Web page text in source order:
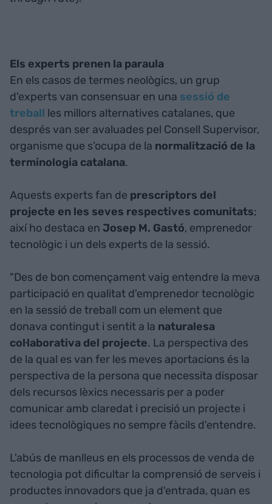
Els experts prenen la paraula
En els casos de termes neològics, un grup
d'experts van consensuar en una sessió de
treball les millors alternatives catalanes, que
després van ser avaluades pel Consell Supervisor,
organisme que s'ocupa de la normalització de la
terminologia catalana.
Aquests experts fan de prescriptors del
projecte en les seves respectives comunitats;
així ho destaca en Josep M. Gastó, emprenedor
tecnològic i un dels experts de la sessió.
"Des de bon començament vaig entendre la meva
participació en qualitat d'emprenedor tecnològic
en la sessió de treball com un element que
donava contingut i sentit a la naturalesa
col·laborativa del projecte. La perspectiva des
de la qual es van fer les meves aportacions és la
perspectiva de la persona que necessita disposar
dels recursos lèxics necessaris per a poder
comunicar amb claredat i precisió un projecte i
idees tecnològiques no sempre fàcils d'entendre.
L'abús de manlleus en els processos de venda de
tecnologia pot dificultar la comprensió de serveis i
productes innovadors que ja d'entrada, quan es